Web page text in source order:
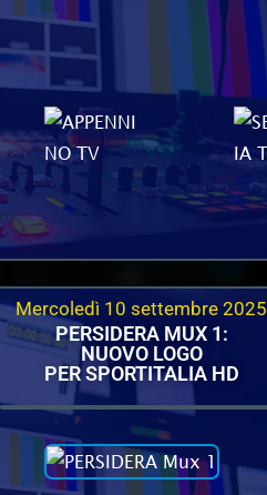
Mercoledì 10 settembre 2025
PERSIDERA MUX 1:
NUOVO LOGO
PER SPORTITALIA HD